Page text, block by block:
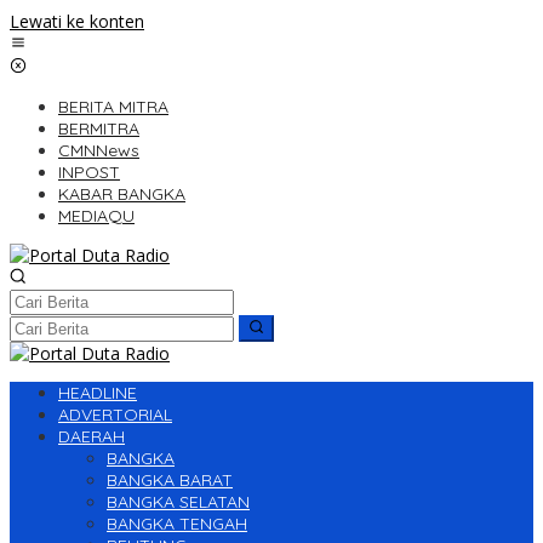
Lewati ke konten
BERITA MITRA
BERMITRA
CMNNews
INPOST
KABAR BANGKA
MEDIAQU
HEADLINE
ADVERTORIAL
DAERAH
BANGKA
BANGKA BARAT
BANGKA SELATAN
BANGKA TENGAH